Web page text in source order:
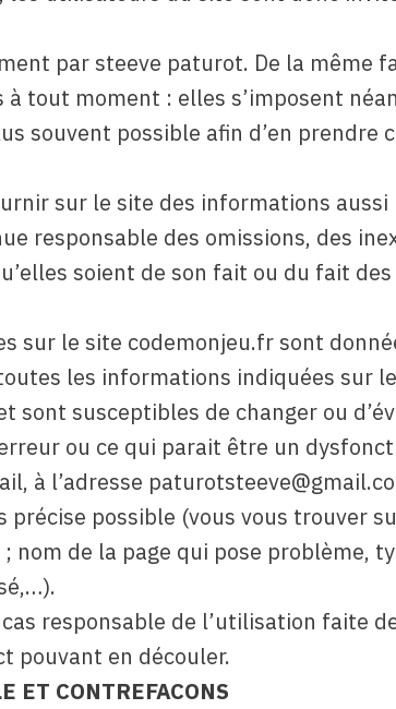
par steeve paturot. De la même
tout moment : elles s’imposent
souvent possible afin d’en prendre
sur le site des informations aussi
responsable des omissions, des
soient de son fait ou du fait
sur le site codemonjeu.fr sont
les informations indiquées sur
sont susceptibles de changer ou
ou ce qui parait être un
à l’adresse
précise possible (vous vous trouver
de la page qui pose problème,
responsable de l’utilisation faite
pouvant en découler.
ET CONTREFACONS